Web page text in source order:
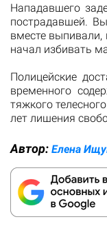
Нападавшего
пострадавшей.
вместе выпивали,
начал избивать
Полицейские
временного
тяжкого
лет лишения
Автор: Елена